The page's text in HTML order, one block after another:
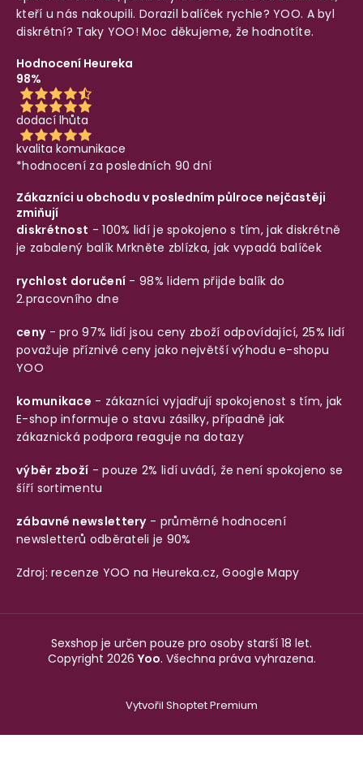
kteří u nás nakoupili. Dorazil balíček rychle? YOO. A byl
diskrétní? Taky YOO! Moc děkujeme, že hodnotíte.
Hodnocení Heureka
98%
dodací lhůta
kvalita komunikace
*hodnocení za posledních 90 dní
Zákazníci u obchodu v posledním půlroce nejčastěji
zmiňují
diskrétnost - 100% lidí je spokojeno s tím, jak diskrétně
je zabalený balíkMrkněte zblízka, jak vypadá balíček
rychlost doručení - 98% lidem přijde balík do
2.pracovního dne
ceny- pro 97% lidí jsou ceny zboží odpovídající, 25% lidí
považuje příznivé ceny jako největší výhodu e-shopu
YOO
komunikace - zákazníci vyjadřují spokojenost s tím, jak
E-shop informuje o stavu zásilky, případně jak
zákaznická podpora reaguje na dotazy
výběr zboží - pouze 2% lidí uvádí, že není spokojeno se
šíří sortimentu
zábavné newslettery- průměrné hodnocení
newsletterů odběrateli je 90%
Zdroj: recenze YOO na Heureka.cz,Google Mapy
Vytvořil Shoptet Premium
Sexshop je určen pouze pro osoby starší 18 let.
Copyright 2026 Yoo. Všechna práva vyhrazena.